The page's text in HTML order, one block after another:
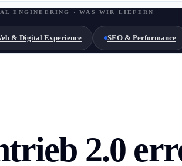
ENGINEERING · WAS WIR LIEFERN
& Digital Experience SEO & Performance
2.0